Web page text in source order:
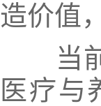
造价值
当
医疗与